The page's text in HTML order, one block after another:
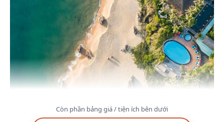
Còn phần bảng giá / tiện ích bên dưới